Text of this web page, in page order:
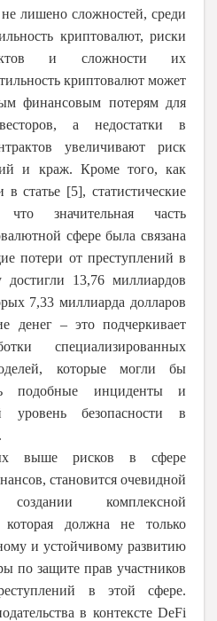
лишено сложностей, среди
криптовалют, риски
и сложности их
криптовалют может
финансовым потерям для
а недостатки в
увеличивают риск
и краж. Кроме того, как
в статье [5], статистические
значительная часть
сфере была связана
потери от преступлений в
13,76 миллиардов
7,33 миллиарда долларов
денег – это подчеркивает
специализированных
которые могли бы
подобные инциденты и
уровень безопасности в
выше рисков в сфере
становится очевидной
комплексной
которая должна не только
и устойчивому развитию
по защите прав участников
в этой сфере.
в контексте DeFi